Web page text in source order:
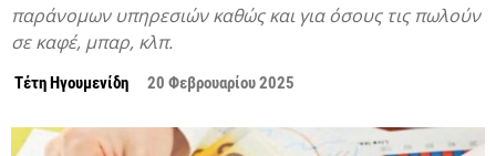
παράνομων υπηρεσιών καθώς και για όσους τις πωλούν
σε καφέ, μπαρ, κλπ.
Τέτη Ηγουμενίδη 20 Φεβρουαρίου 2025